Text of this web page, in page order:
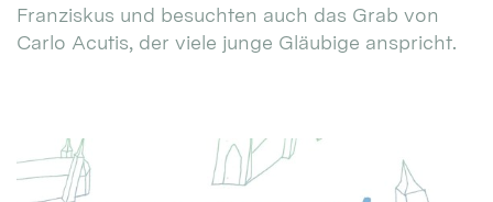
Franziskus und besuchten auch das Grab von
Carlo Acutis, der viele junge Gläubige anspricht.